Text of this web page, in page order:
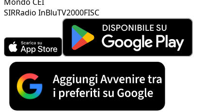
SIRRadio InBluTV2000FISC